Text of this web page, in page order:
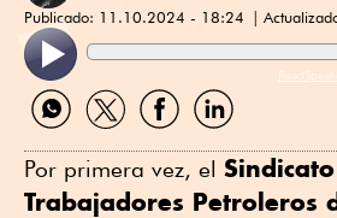
Publicado: 11.10.2024 - 18:24
Compartir
por
Compartir
por
Compartir
por
Compartir
por
Por primera vez, el
Trabajadores Petroleros